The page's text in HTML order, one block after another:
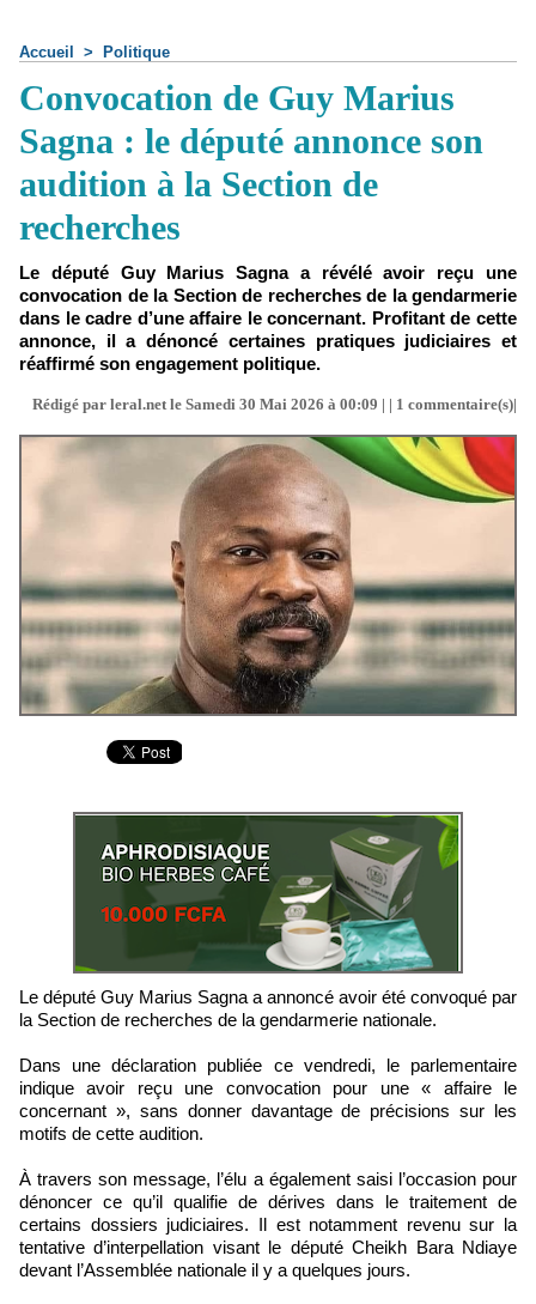
Accueil > Politique
Convocation de Guy Marius
Sagna : le député annonce son
audition à la Section de
recherches
Le député Guy Marius Sagna a révélé avoir reçu une
convocation de la Section de recherches de la gendarmerie
dans le cadre d’une affaire le concernant. Profitant de cette
annonce, il a dénoncé certaines pratiques judiciaires et
réaffirmé son engagement politique.
Rédigé par leral.net le Samedi 30 Mai 2026 à 00:09 | | 1 commentaire(s)|
Le député Guy Marius Sagna a annoncé avoir été convoqué par
la Section de recherches de la gendarmerie nationale.
Dans une déclaration publiée ce vendredi, le parlementaire
indique avoir reçu une convocation pour une « affaire le
concernant », sans donner davantage de précisions sur les
motifs de cette audition.
À travers son message, l’élu a également saisi l’occasion pour
dénoncer ce qu’il qualifie de dérives dans le traitement de
certains dossiers judiciaires. Il est notamment revenu sur la
tentative d’interpellation visant le député Cheikh Bara Ndiaye
devant l’Assemblée nationale il y a quelques jours.